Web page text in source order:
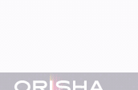
Pied-de-page